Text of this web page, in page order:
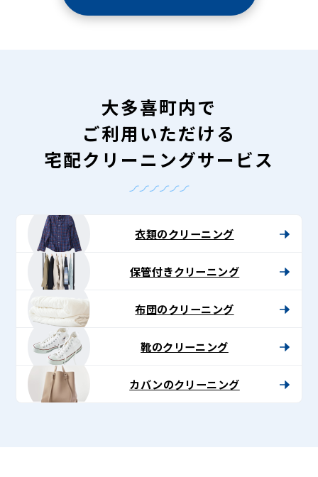
大多喜町内で
ご利用いただける
宅配クリーニングサービス
衣類のクリーニング
保管付きクリーニング
布団のクリーニング
靴のクリーニング
カバンのクリーニング